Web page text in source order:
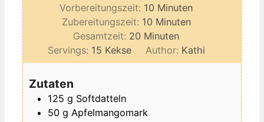
Vorbereitungszeit: 10 Minuten
Minuten
Zubereitungszeit: 10Minuten
Minuten
Gesamtzeit: 20 Minuten
Minuten
Servings: 15 Kekse Author: Kathi
Zutaten
125 g Softdatteln
50 g Apfelmangomark